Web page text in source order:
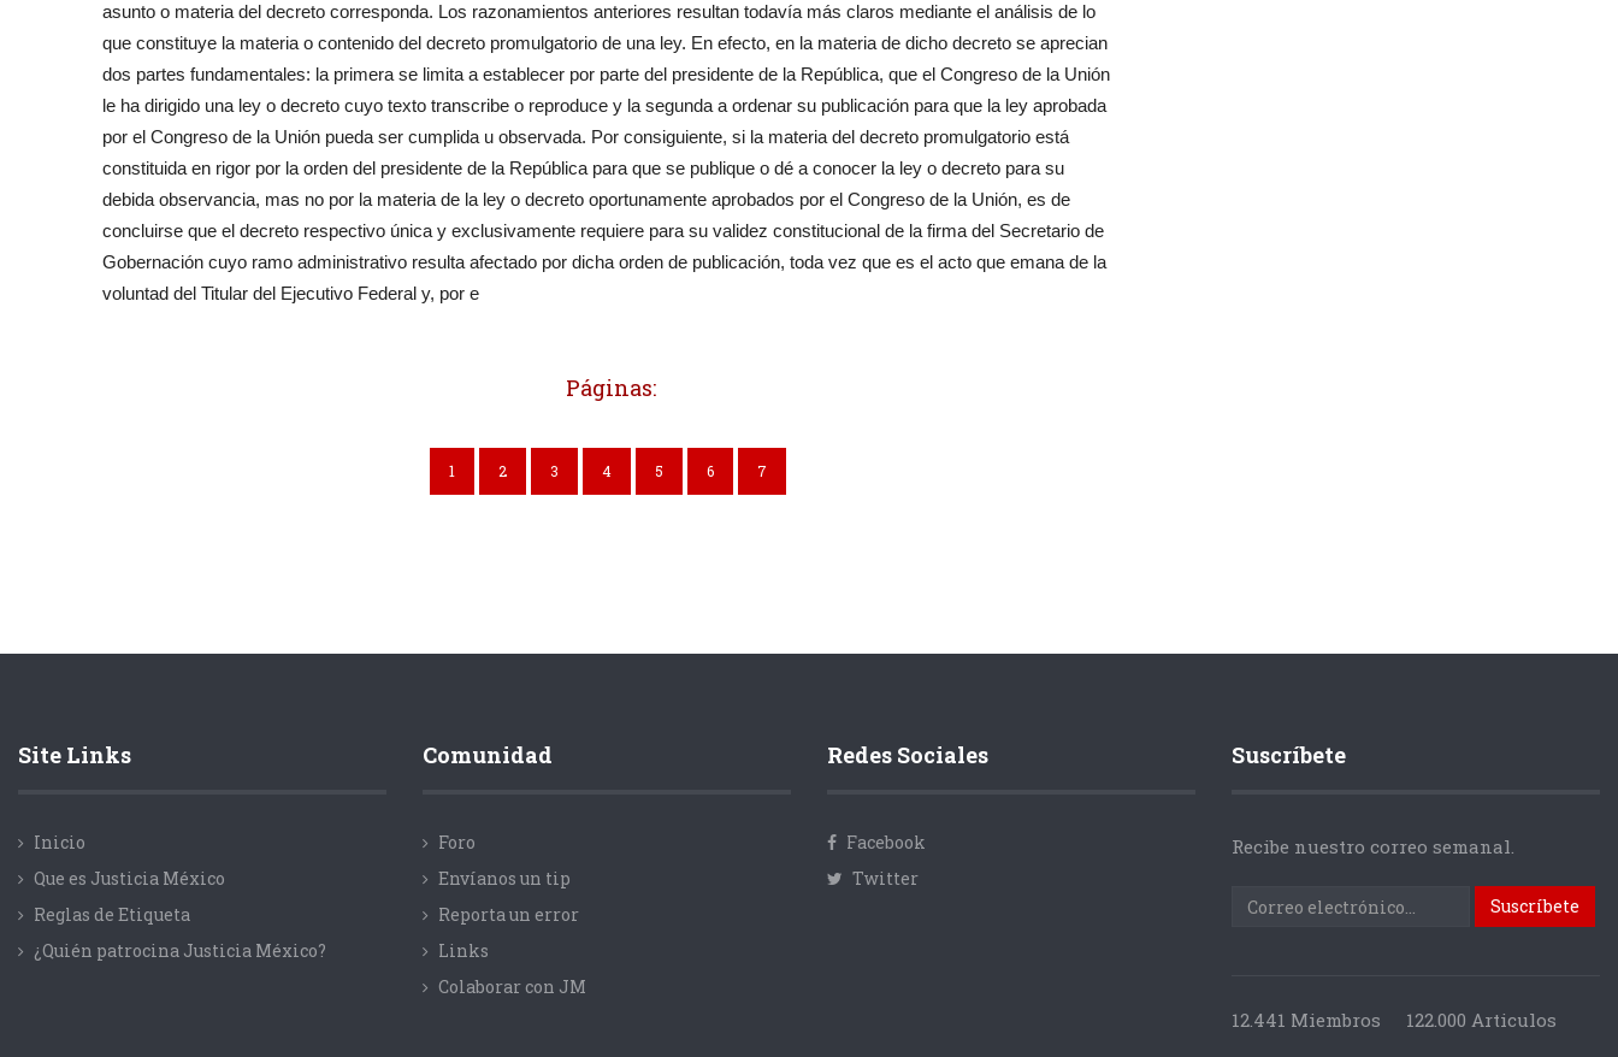
asunto o materia del decreto corresponda. Los razonamientos anteriores resultan todavía más claros mediante el análisis de lo
que constituye la materia o contenido del decreto promulgatorio de una ley. En efecto, en la materia de dicho decreto se aprecian
dos partes fundamentales: la primera se limita a establecer por parte del presidente de la República, que el Congreso de la Unión
le ha dirigido una ley o decreto cuyo texto transcribe o reproduce y la segunda a ordenar su publicación para que la ley aprobada
por el Congreso de la Unión pueda ser cumplida u observada. Por consiguiente, si la materia del decreto promulgatorio está
constituida en rigor por la orden del presidente de la República para que se publique o dé a conocer la ley o decreto para su
debida observancia, mas no por la materia de la ley o decreto oportunamente aprobados por el Congreso de la Unión, es de
concluirse que el decreto respectivo única y exclusivamente requiere para su validez constitucional de la firma del Secretario de
Gobernación cuyo ramo administrativo resulta afectado por dicha orden de publicación, toda vez que es el acto que emana de la
voluntad del Titular del Ejecutivo Federal y, por e
Páginas:
1 2 3 4 5 6 7
Site Links
Inicio
Que es Justicia México
Reglas de Etiqueta
¿Quién patrocina Justicia México?
Comunidad
Foro
Envíanos un tip
Reporta un error
Links
Colaborar con JM
Redes Sociales
Facebook
Twitter
Suscríbete
Recibe nuestro correo semanal.
12.441 Miembros 122.000 Articulos